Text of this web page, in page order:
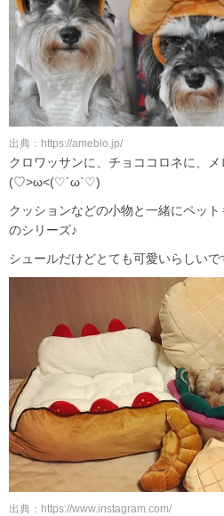
出典：https://ameblo.jp/
クロワッサンに、チョココロネに、メ
(♡>ω<(♡´ω`♡)
クッションなどの小物と一緒にペッ
のシリーズ♪
シュールだけどとても可愛いらしいで
出典：https://www.instagram.com/